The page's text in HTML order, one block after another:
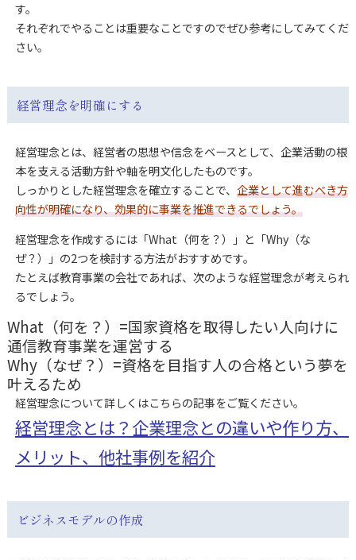
す。
それぞれでやることは重要なことですのでぜひ参考にしてみてくだ
さい。
経営理念を明確にする
経営理念とは、経営者の思想や信念をベースとして、企業活動の根
本を支える活動方針や軸を明文化したものです。
しっかりとした経営理念を確立することで、 企業として進むべき方
向性が明確になり、効果的に事業を推進できるでしょう。
経営理念を作成するには「What（何を？）」と「Why（な
ぜ？）」の2つを検討する方法がおすすめです。
たとえば教育事業の会社であれば、次のような経営理念が考えられ
るでしょう。
What（何を？）=国家資格を取得したい人向けに
通信教育事業を運営する
Why（なぜ？）=資格を目指す人の合格という夢を
叶えるため
経営理念について詳しくはこちらの記事をご覧ください。
経営理念とは？企業理念との違いや作り方、
メリット、他社事例を紹介
ビジネスモデルの作成